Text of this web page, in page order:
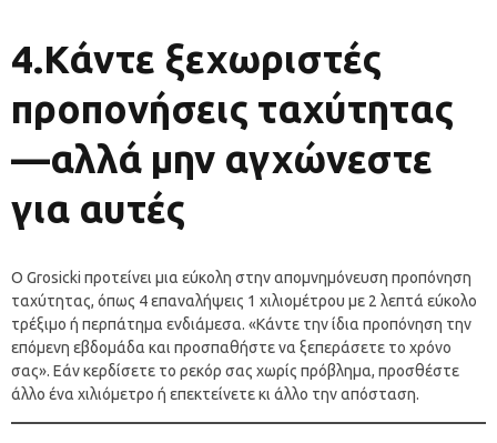
4.Κάντε ξεχωριστές
προπονήσεις ταχύτητας
—αλλά μην αγχώνεστε
για αυτές
Ο Grosicki προτείνει μια εύκολη στην απομνημόνευση προπόνηση
ταχύτητας, όπως 4 επαναλήψεις 1 χιλιομέτρου με 2 λεπτά εύκολο
τρέξιμο ή περπάτημα ενδιάμεσα. «Κάντε την ίδια προπόνηση την
επόμενη εβδομάδα και προσπαθήστε να ξεπεράσετε το χρόνο
σας». Εάν κερδίσετε το ρεκόρ σας χωρίς πρόβλημα, προσθέστε
άλλο ένα χιλιόμετρο ή επεκτείνετε κι άλλο την απόσταση.